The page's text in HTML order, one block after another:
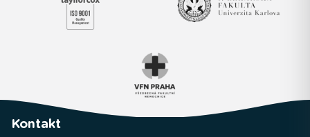
Kontakt